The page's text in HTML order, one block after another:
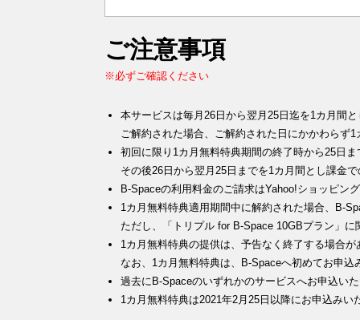
ご注意事項
※必ずご確認ください
本サービスは毎月26日から翌月25日迄を1カ月間
ご解約された場合、ご解約された日にかかわらず
初回に限り1カ月無料特典期間の終了時から25日
その後26日から翌月25日までを1カ月間とし課金
B-Spaceの利用料金のご請求はYahoo!ショッピン
1カ月無料特典適用期間中に解約された場合、B-
ただし、「トリプル for B-Space 10GBプラン」
1カ月無料特典の提供は、予告なく終了する場合
なお、1カ月無料特典は、B-Spaceへ初めてお申
過去にB-Spaceのいずれかのサービスへお申込い
1カ月無料特典は2021年2月25日以降にお申込みい